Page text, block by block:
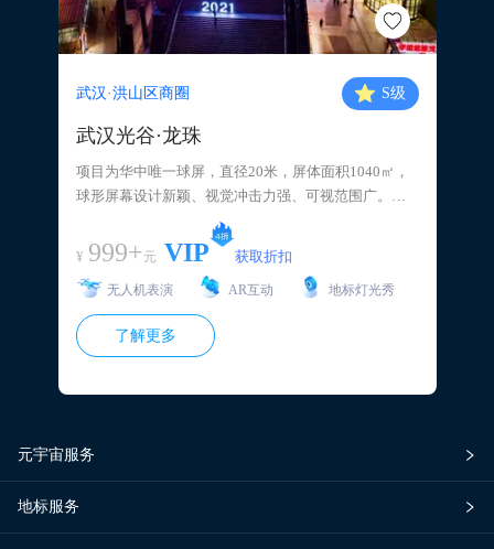
武汉·洪山区商圈 S级
武汉光谷·龙珠
项目为华中唯一球屏，直径20米，屏体面积1040㎡，
球形屏幕设计新颖、视觉冲击力强、可视范围广。地
理位置优越，面向武汉光谷转盘，地处世界城步行街
入口处。紧邻武昌最年轻时尚的城市购物休闲中心光
谷商圈，周边商业项目林立，世界城·光谷步行街、大
洋百货光谷店、光谷国际广场、高等院校（武汉大
学、华中科技大学、中国地质大学）、鲁巷广场购物
中心，高峰期客流量可达120万人次/日。
¥ 999+元 VIP 获取折扣
无人机表演 AR互动 地标灯光秀
了解更多
元宇宙服务
地标服务